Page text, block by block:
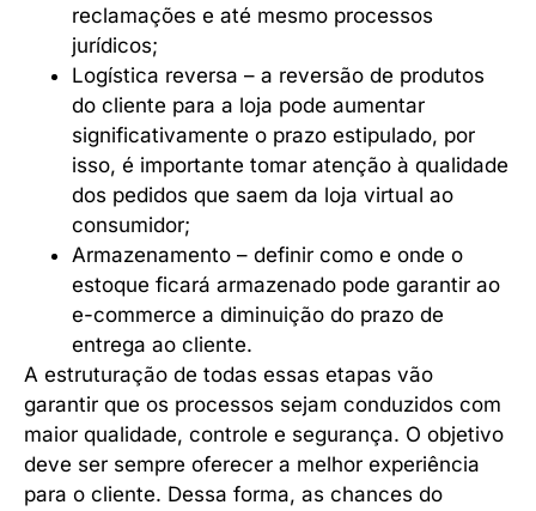
reclamações e até mesmo processos
jurídicos;
Logística reversa – a reversão de produtos
do cliente para a loja pode aumentar
significativamente o prazo estipulado, por
isso, é importante tomar atenção à qualidade
dos pedidos que saem da loja virtual ao
consumidor;
Armazenamento – definir como e onde o
estoque ficará armazenado pode garantir ao
e-commerce a diminuição do prazo de
entrega ao cliente.
A estruturação de todas essas etapas vão
garantir que os processos sejam conduzidos com
maior qualidade, controle e segurança. O objetivo
deve ser sempre oferecer a melhor experiência
para o cliente. Dessa forma, as chances do